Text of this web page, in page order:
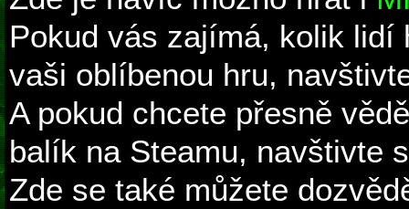
Pokud vás zajímá, kolik lidí
vaši oblíbenou hru,
A pokud chcete přesně
balík na Steamu, navštivte
Zde se také můžete